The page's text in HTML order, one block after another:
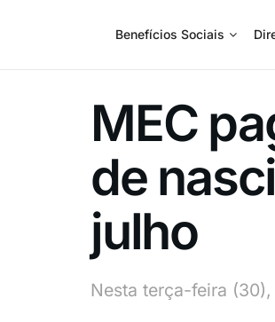
Benefícios Sociais
MEC
de
julho
Nesta terça-feira